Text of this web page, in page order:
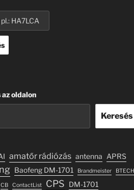
az oldalon
Keresés
amatőr rádiózás antenna APRS
Baofeng DM-1701 Brandmeister BTECH
CB ContactList CPS DM-1701